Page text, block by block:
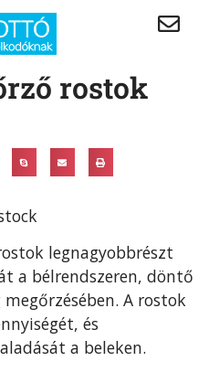
rostok
legnagyobbrészt
a bélrendszeren, döntő
A rostok
és
a beleken.